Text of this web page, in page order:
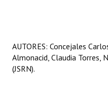
AUTORES: Concejales
Almonacid, Claudia Torres,
(JSRN).